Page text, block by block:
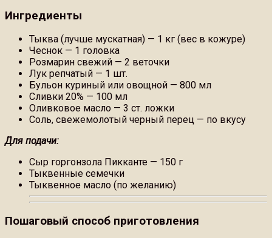
Ингредиенты
Тыква (лучше мускатная) — 1 кг (вес в кожуре)
Чеснок — 1 головка
Розмарин свежий — 2 веточки
Лук репчатый — 1 шт.
Бульон куриный или овощной — 800 мл
Сливки 20% — 100 мл
Оливковое масло — 3 ст. ложки
Соль, свежемолотый черный перец — по вкусу
Для подачи:
Сыр горгонзола Пикканте — 150 г
Тыквенные семечки
Тыквенное масло (по желанию)
Пошаговый способ приготовления